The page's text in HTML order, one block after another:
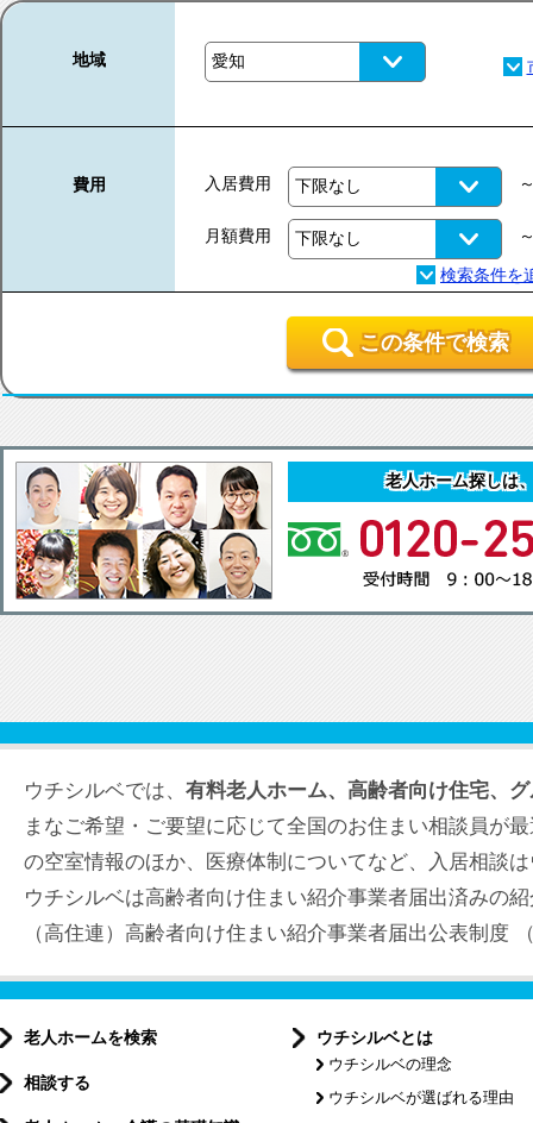
地域
費用 入居費用
月額費用
この条件で検索
老人ホーム探しは
ウチシルベでは、 有料老人ホーム、高齢者向け住宅、
まなご希望・ご要望に応じて全国のお住まい相談員が
の空室情報のほか、医療体制についてなど、入居相談
ウチシルベは高齢者向け住まい紹介事業者届出済みの
（高住連）高齢者向け住まい紹介事業者届出公表制度
老人ホームを検索
相談する
ウチシルベとは
ウチシルベの理念
ウチシルベが選ばれる理由